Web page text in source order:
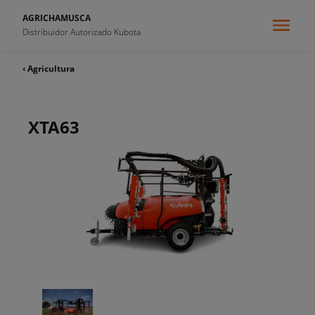
AGRICHAMUSCA
Distribuidor Autorizado Kubota
‹ Agricultura
XTA63